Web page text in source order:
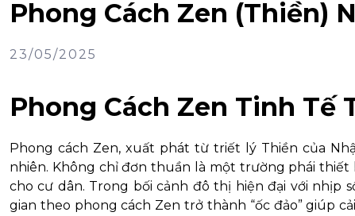
Phong Cách Zen (Thiền)
23/05/2025
Phong Cách Zen Tinh Tế
Phong cách Zen, xuất phát từ triết lý Thiền của
nhiên. Không chỉ đơn thuần là một trường phái thiết
cho cư dân. Trong bối cảnh đô thị hiện đại với nhịp
gian theo phong cách Zen trở thành “ốc đảo” giúp